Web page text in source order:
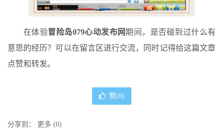
在体验冒险岛079心动发布网期间，是否碰到过什么有
意思的经历？可以在留言区进行交流，同时记得给这篇文章
点赞和转发。
赞(0)
分享到： 更多 (0)